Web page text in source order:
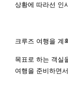
상황에 따라선 인
크루즈 여행을 계
목표로 하는 객실
여행을 준비하면